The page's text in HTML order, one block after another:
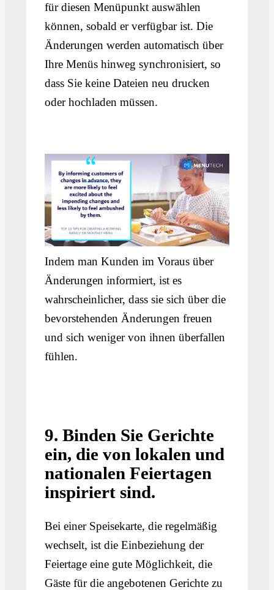
für diesen Menüpunkt auswählen
können, sobald er verfügbar ist. Die
Änderungen werden automatisch über
Ihre Menüs hinweg synchronisiert, so
dass Sie keine Dateien neu drucken
oder hochladen müssen.
Indem man Kunden im Voraus über
Änderungen informiert, ist es
wahrscheinlicher, dass sie sich über die
bevorstehenden Änderungen freuen
und sich weniger von ihnen überfallen
fühlen.
9. Binden Sie Gerichte
ein, die von lokalen und
nationalen Feiertagen
inspiriert sind.
Bei einer Speisekarte, die regelmäßig
wechselt, ist die Einbeziehung der
Feiertage eine gute Möglichkeit, die
Gäste für die angebotenen Gerichte zu